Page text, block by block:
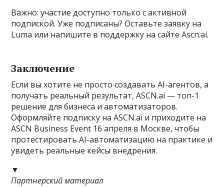
Важно: участие доступно только с активной
подпиской. Уже подписаны? Оставьте заявку на
Luma или напишите в поддержку на сайте Ascn.ai.
Заключение
Если вы хотите не просто создавать AI-агентов, а
получать реальный результат, ASCN.ai — топ-1
решение для бизнеса и автоматизаторов.
Оформляйте подписку на ASCN.ai и приходите на
ASCN Business Event 16 апреля в Москве, чтобы
протестировать AI-автоматизацию на практике и
увидеть реальные кейсы внедрения.
▼
Партнерский материал